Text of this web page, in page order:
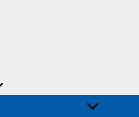
Alternar
menú